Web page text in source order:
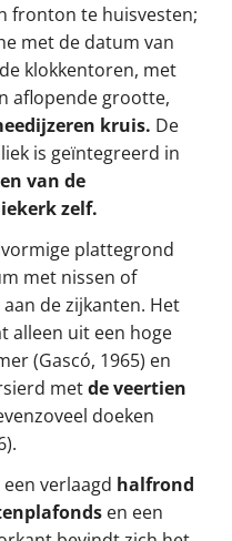
fronton te huisvesten;
met de datum van
klokkentoren, met
aflopende grootte,
kruis. De
is geïntegreerd in
van de
zelf.
plattegrond
met nissen of
de zijkanten. Het
alleen uit een hoge
(Gascó, 1965) en
metde veertien
doeken
verlaagd halfrond
en een